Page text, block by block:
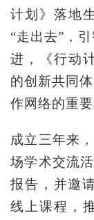
计划》落地
“走出去”，
进，《行动
的创新共同
作网络的重要
成立三年来
场学术交流
报告，并邀
线上课程，